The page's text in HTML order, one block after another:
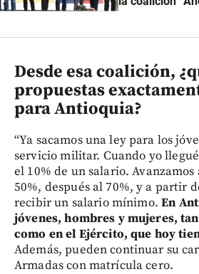
Desde esa coalición,
propuestas
para Antioquia?
“Ya sacamos una ley para los
servicio militar. Cuando yo
el 10% de un salario.
50%, después al 70%, y a partir
recibir un salario mínimo.En
jóvenes, hombres y mujeres,
como en el Ejército, que hoy
Además, pueden continuar su
Armadas con matrícula cero.